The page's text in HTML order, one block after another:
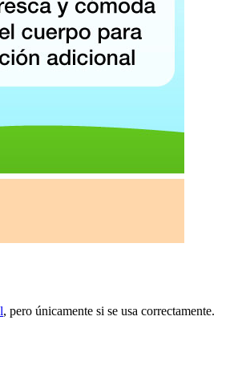
, pero únicamente si se usa correctamente.